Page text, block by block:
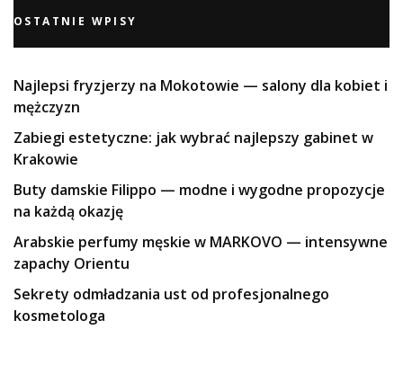
OSTATNIE WPISY
Najlepsi fryzjerzy na Mokotowie — salony dla kobiet i
mężczyzn
Zabiegi estetyczne: jak wybrać najlepszy gabinet w
Krakowie
Buty damskie Filippo — modne i wygodne propozycje
na każdą okazję
Arabskie perfumy męskie w MARKOVO — intensywne
zapachy Orientu
Sekrety odmładzania ust od profesjonalnego
kosmetologa